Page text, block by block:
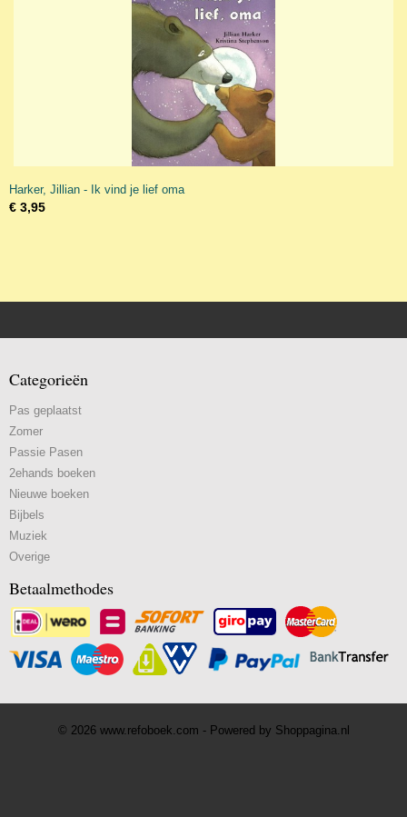
Harker, Jillian - Ik vind je lief oma
€ 3,95
Categorieën
Pas geplaatst
Zomer
Passie Pasen
2ehands boeken
Nieuwe boeken
Bijbels
Muziek
Overige
Betaalmethodes
© 2026 www.refoboek.com - Powered by Shoppagina.nl